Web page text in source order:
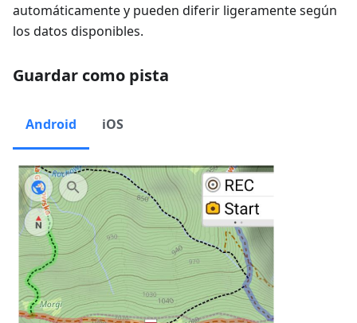
automáticamente y pueden diferir ligeramente según
los datos disponibles.
Guardar como pista
Android iOS